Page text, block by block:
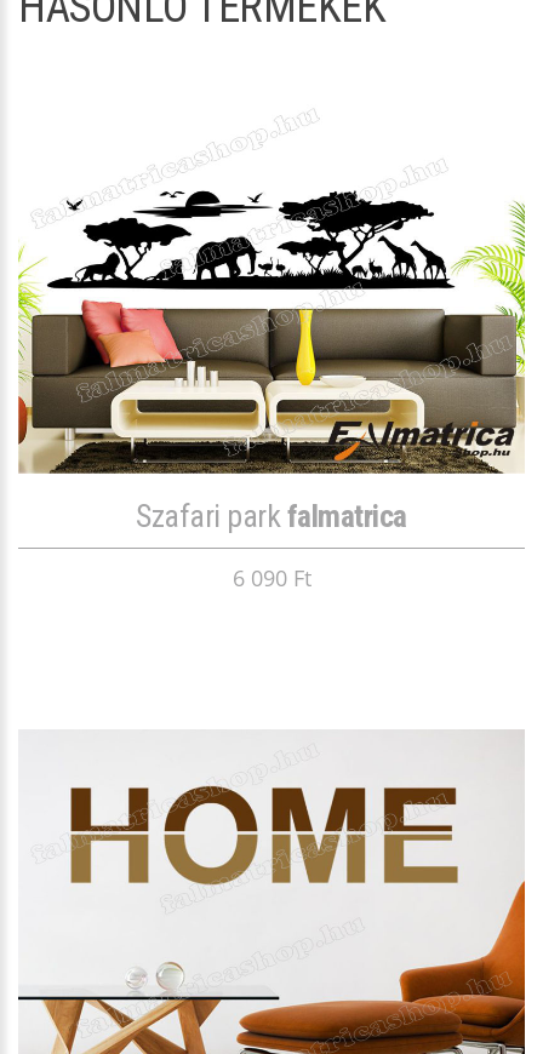
Szafari parkfalmatrica
6 090 Ft